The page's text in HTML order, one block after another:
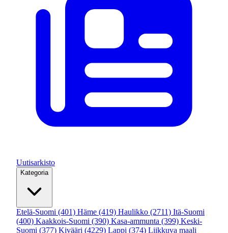
Uutisarkisto
Kategoria
Etelä-Suomi (401) Häme (419) Haulikko (2711) Itä-Suomi
(400) Kaakkois-Suomi (390) Kasa-ammunta (399) Keski-
Suomi (377) Kivääri (4229) Lappi (374) Liikkuva maali